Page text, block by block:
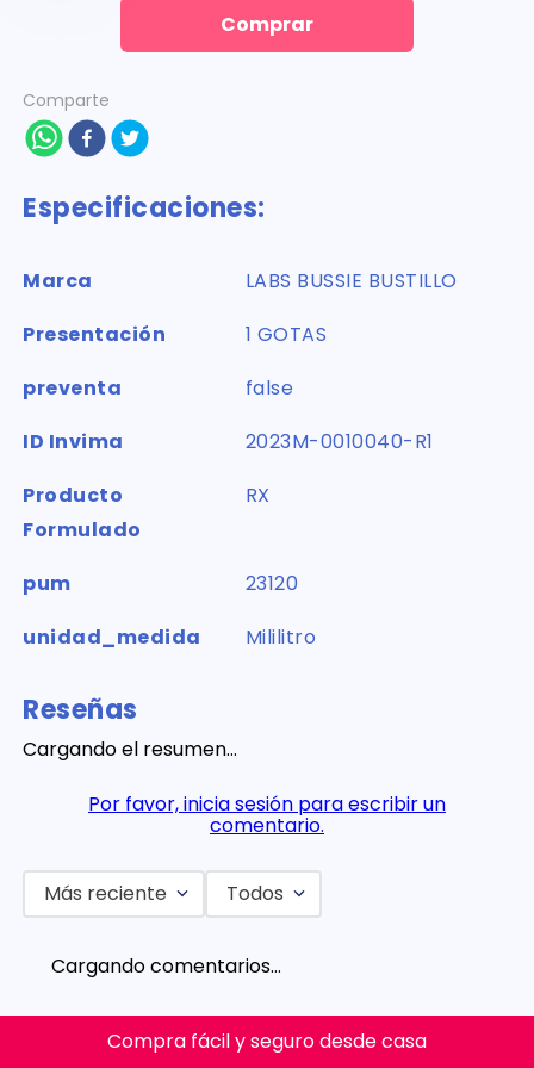
Comprar
Comparte
Especificaciones:
Marca
LABS BUSSIE BUSTILLO
Presentación
1 GOTAS
preventa
false
ID Invima
2023M-0010040-R1
Producto
Formulado
RX
pum
23120
unidad_medida
Mililitro
Reseñas
Cargando el resumen…
Por favor, inicia sesión para escribir un
comentario.
Más reciente Todos
Cargando comentarios…
Compra fácil y seguro desde casa